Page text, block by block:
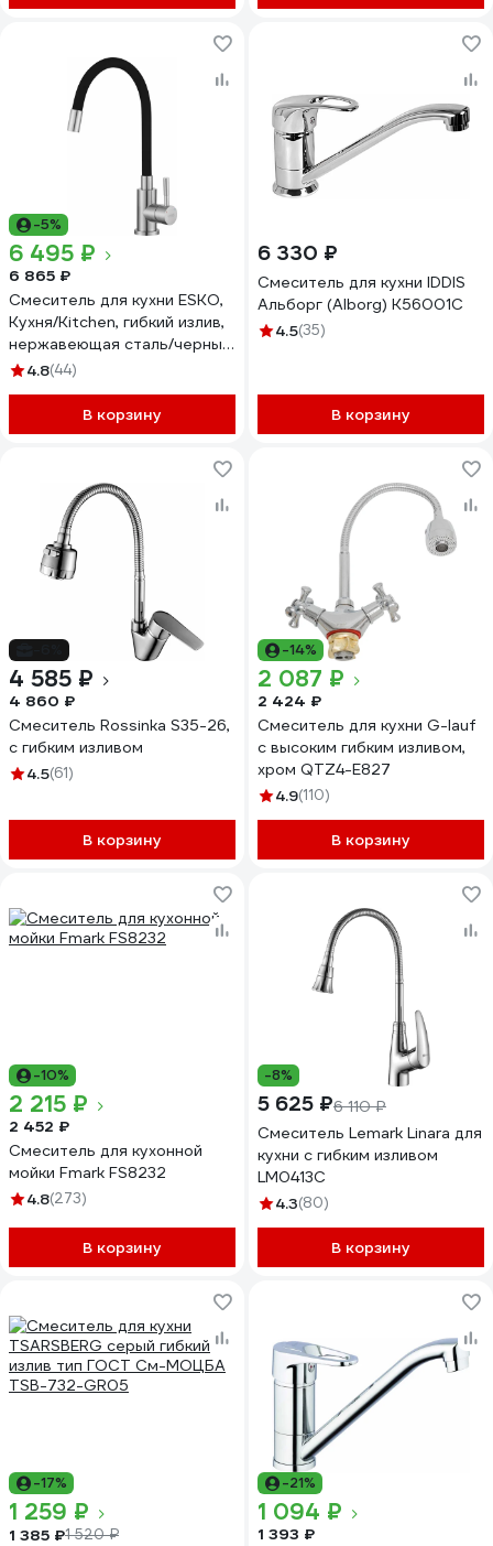
-5%
6 495 ₽
6 865 ₽
Смеситель для кухни ESKO,
Кухня/Kitchen, гибкий излив,
нержавеющая сталь/черный,
K44SB
4.8(44)
В корзину
6 330 ₽
Смеситель для кухни IDDIS
Альборг (Alborg) K56001C
4.5(35)
В корзину
4 585 ₽
4 860 ₽
Смеситель Rossinka S35-26,
с гибким изливом
4.5(61)
В корзину
-14%
2 087 ₽
2 424 ₽
Смеситель для кухни G-lauf
с высоким гибким изливом,
хром QTZ4-E827
4.9(110)
В корзину
-10%
2 215 ₽
2 452 ₽
Смеситель для кухонной
мойки Fmark FS8232
4.8(273)
В корзину
-8%
5 625 ₽6 110 ₽
Смеситель Lemark Linara для
кухни с гибким изливом
LM0413C
4.3(80)
В корзину
-17%
1 259 ₽
1 385 ₽1 520 ₽
-21%
1 094 ₽
1 393 ₽